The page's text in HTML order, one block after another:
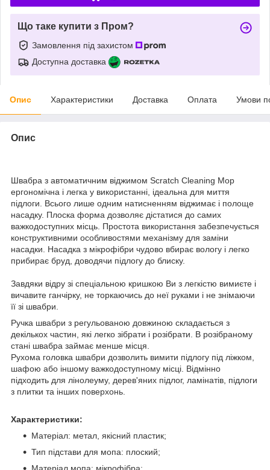
Що таке купити з Пром?
Замовлення під захистом
Доступна доставка
Опис Характеристики Доставка Оплата Умови
Опис
Швабра з автоматичним віджимом Scratch Cleaning Mop
ергономічна і легка у використанні, ідеальна для миття
підлоги. Всього лише одним натисненням віджимає і полоще
насадку. Плоска форма дозволяє дістатися до самих
важкодоступних місць. Простота використання забезпечується
конструктивними особливостями механізму для заміни
насадки. Насадка з мікрофібри чудово вбирає вологу і легко
прибирає бруд, доводячи підлогу до блиску.
Завдяки відру зі спеціальною кришкою Ви з легкістю вимиєте і
вичавите ганчірку, не торкаючись до неї руками і не знімаючи
її зі швабри.
Ручка швабри з регульованою довжиною складається з
декількох частин, які легко зібрати і розібрати. В розібраному
стані швабра займає менше місця.
Рухома головка швабри дозволить вимити підлогу під ліжком,
шафою або іншому важкодоступному місці. Відмінно
підходить для лінолеуму, дерев'яних підлог, ламінатів, підлоги
з плитки та інших поверхонь.
Характеристики:
Матеріал: метал, якісний пластик;
Тип підстави для мопа: плоский;